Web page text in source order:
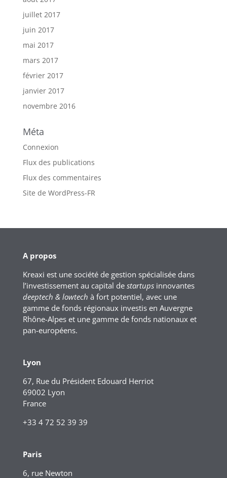
juillet 2017
juin 2017
mai 2017
mars 2017
février 2017
janvier 2017
novembre 2016
Méta
Connexion
Flux des publications
Flux des commentaires
Site de WordPress-FR
A propos
Kreaxi est une société de gestion spécialisée dans
l’investissement au capital de startupsinnovantes
deeptech & lowtech à fort potentiel, avec une
gamme de fonds régionaux investis en Auvergne
Rhône-Alpes et une gamme de fonds nationaux et
pan-européens.
Lyon
67, Rue du Président Edouard Herriot
69002 Lyon
France
+33 4 72 52 39 39
Paris
6, rue Newton